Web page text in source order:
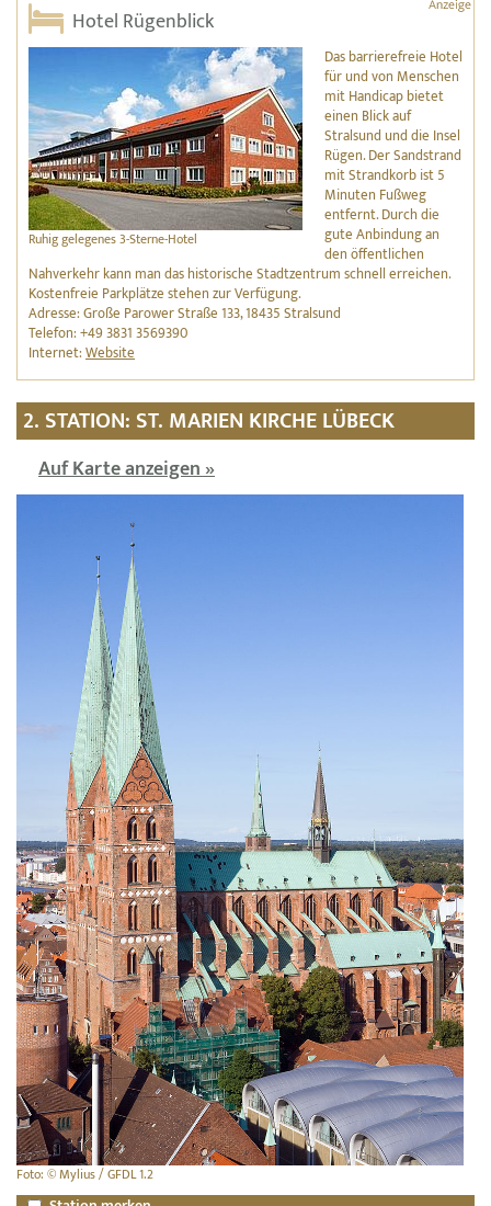
Hotel Rügenblick
Ruhig gelegenes 3-Sterne-Hotel
Das barrierefreie Hotel
für und von Menschen
mit Handicap bietet
einen Blick auf
Stralsund und die Insel
Rügen. Der Sandstrand
mit Strandkorb ist 5
Minuten Fußweg
entfernt. Durch die
gute Anbindung an
den öffentlichen
Nahverkehr kann man das historische Stadtzentrum schnell erreichen.
Kostenfreie Parkplätze stehen zur Verfügung.
Adresse: Große Parower Straße 133, 18435 Stralsund
Telefon: +49 3831 3569390
Internet:Website
2. STATION: ST. MARIEN KIRCHE LÜBECK
Auf Karte anzeigen »
Foto: © Mylius / GFDL 1.2